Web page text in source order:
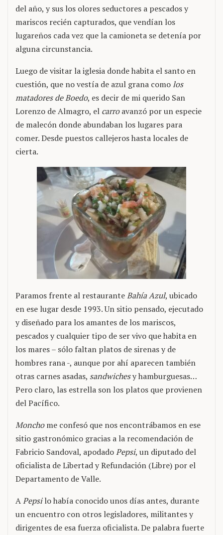
del año, y sus los olores seductores a pescados y
mariscos recién capturados, que vendían los
lugareños cada vez que la camioneta se detenía por
alguna circunstancia.
Luego de visitar la iglesia donde habita el santo en
cuestión, que no vestía de azul grana comolos
matadores de Boedo, es decir de mi querido San
Lorenzo de Almagro, el carroavanzó por un especie
de malecón donde abundaban los lugares para
comer. Desde puestos callejeros hasta locales de
cierta.
Paramos frente al restauranteBahía Azul, ubicado
en ese lugar desde 1993. Un sitio pensado, ejecutado
y diseñado para los amantes de los mariscos,
pescados y cualquier tipo de ser vivo que habita en
los mares – sólo faltan platos de sirenas y de
hombres rana -, aunque por ahí aparecen también
otras carnes asadas, sandwichesy hamburguesas…
Pero claro, las estrella son los platos que provienen
del Pacífico.
Monchome confesó que nos encontrábamos en ese
sitio gastronómico gracias a la recomendación de
Fabricio Sandoval, apodadoPepsi, un diputado del
oficialista de Libertad y Refundación (Libre) por el
Departamento de Valle.
APepsilo había conocido unos días antes, durante
un encuentro con otros legisladores, militantes y
dirigentes de esa fuerza oficialista. De palabra fuerte